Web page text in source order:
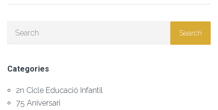
Search
Categories
2n Cicle Educació Infantil
75 Aniversari